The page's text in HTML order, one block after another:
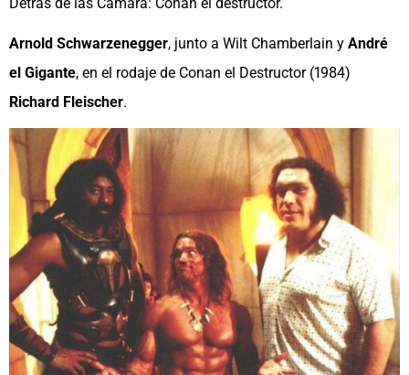
Arnold Schwarzenegger, junto a Wilt Chamberlain y André
el Gigante, en el rodaje de Conan el Destructor (1984)
Richard Fleischer.